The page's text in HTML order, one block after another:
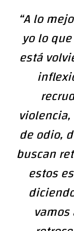
“A lo
yo lo
está
de odio,
buscan
estos
vamos